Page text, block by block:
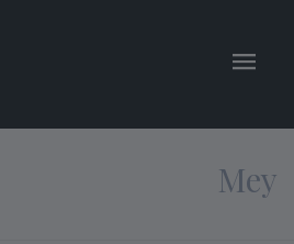
Mey